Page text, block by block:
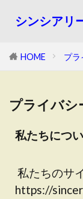
シンシアリ
HOME プラ
プライバシ
私たちにつ
私たちのサ
https://